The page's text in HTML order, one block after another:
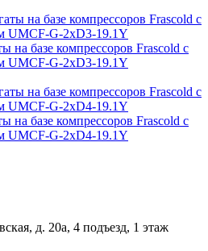
на базе компрессоров Frascold с
UMCF-G-2xD3-19.1Y
на базе компрессоров Frascold с
UMCF-G-2xD4-19.1Y
д. 20а, 4 подъезд, 1 этаж